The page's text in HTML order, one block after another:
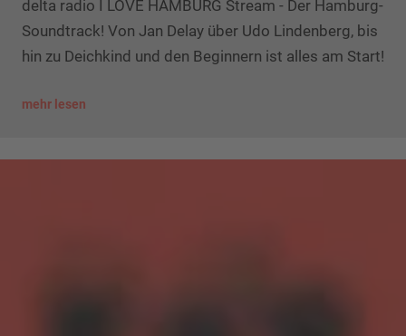
delta radio I LOVE HAMBURG Stream - Der Hamburg-
Soundtrack! Von Jan Delay über Udo Lindenberg, bis
hin zu Deichkind und den Beginnern ist alles am Start!
mehr lesen